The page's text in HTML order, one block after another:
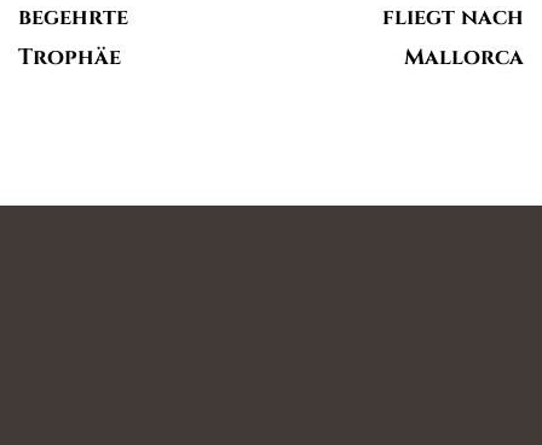
begehrte
Trophäe
fliegt nach
Mallorca